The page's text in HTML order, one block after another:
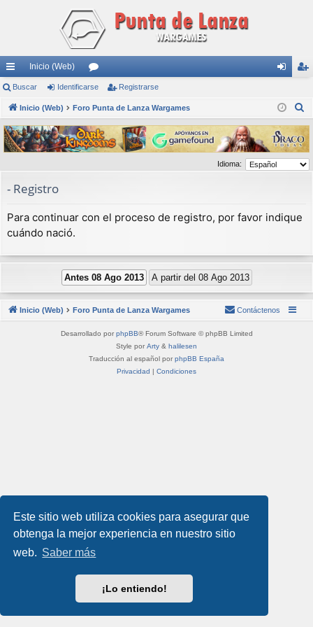
Este sitio web utiliza cookies para asegurar que
obtenga la mejor experiencia en nuestro sitio
web. Saber más
¡Lo entiendo!
nl
ac
es
rá
pi
do
s
Inicio (Web)
or
os nti
fic
ar
se
ist
ra
rs
e
Buscar Identificarse Registrarse
Inicio (Web) Foro Punta de Lanza Wargames
s
c
a
Idioma:
- Registro
Para continuar con el proceso de registro, por favor indique
cuándo nació.
Inicio (Web) Foro Punta de Lanza Wargames Contáctenos
Desarrollado por phpBB® Forum Software © phpBB Limited
Style por Arty & halilesen
Traducción al español por phpBB España
Privacidad | Condiciones